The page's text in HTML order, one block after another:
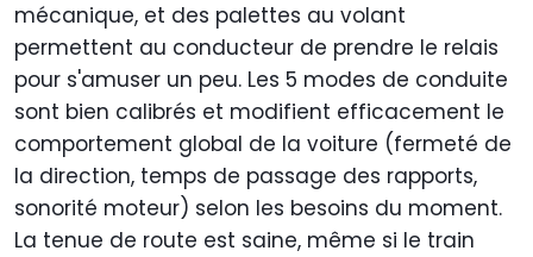
mécanique, et des palettes au volant
permettent au conducteur de prendre le relais
pour s'amuser un peu. Les 5 modes de conduite
sont bien calibrés et modifient efficacement le
comportement global de la voiture (fermeté de
la direction, temps de passage des rapports,
sonorité moteur) selon les besoins du moment.
La tenue de route est saine, même si le train